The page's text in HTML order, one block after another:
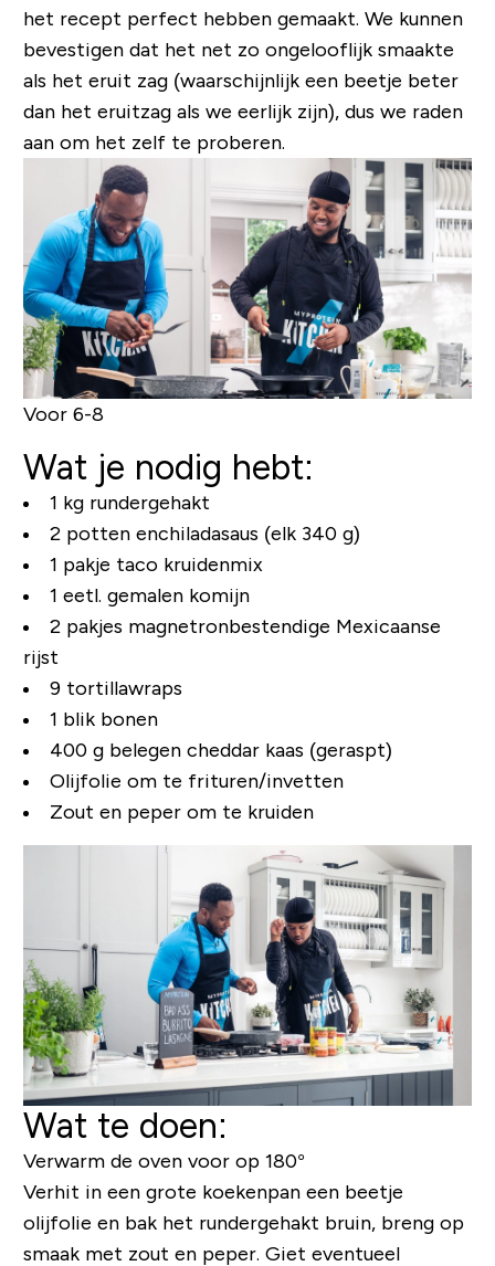
het recept perfect hebben gemaakt. We kunnen
bevestigen dat het net zo ongelooflijk smaakte
als het eruit zag (waarschijnlijk een beetje beter
dan het eruitzag als we eerlijk zijn), dus we raden
aan om het zelf te proberen.
Voor 6-8
Wat je nodig hebt:
1 kg rundergehakt
2 potten enchiladasaus (elk 340 g)
1 pakje taco kruidenmix
1 eetl. gemalen komijn
2 pakjes magnetronbestendige Mexicaanse
rijst
9 tortillawraps
1 blik bonen
400 g belegen cheddar kaas (geraspt)
Olijfolie om te frituren/invetten
Zout en peper om te kruiden
Wat te doen:
Verwarm de oven voor op 180°
Verhit in een grote koekenpan een beetje
olijfolie en bak het rundergehakt bruin, breng op
smaak met zout en peper. Giet eventueel